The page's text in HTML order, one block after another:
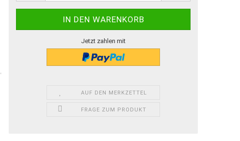
Jetzt zahlen mit
AUF DEN MERKZETTEL
FRAGE ZUM PRODUKT